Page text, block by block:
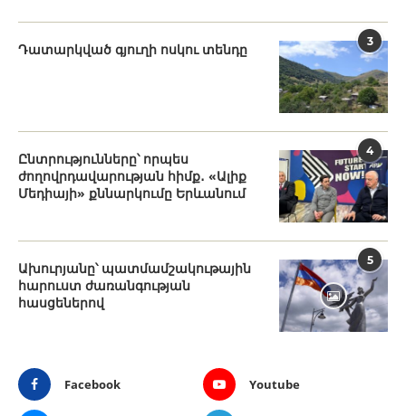
3
Դատարկված գյուղի ոսկու տենդը
4
Ընտրությունները՝ որպես
ժողովրդավարության հիմք․ «Ալիք
Մեդիայի» քննարկումը Երևանում
5
Ախուրյանը՝ պատմամշակութային
հարուստ ժառանգության
հասցեներով
Facebook Youtube